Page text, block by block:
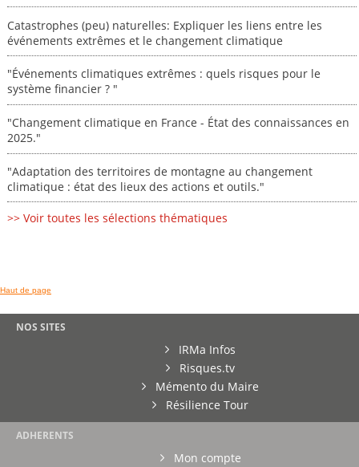
Catastrophes (peu) naturelles: Expliquer les liens entre les
événements extrêmes et le changement climatique
"Événements climatiques extrêmes : quels risques pour le
système financier ? "
"Changement climatique en France - État des connaissances en
2025."
"Adaptation des territoires de montagne au changement
climatique : état des lieux des actions et outils."
>> Voir toutes les sélections thématiques
Haut de page
NOS SITES
IRMa Infos
Risques.tv
Mémento du Maire
Résilience Tour
ADHERENTS
Mon compte